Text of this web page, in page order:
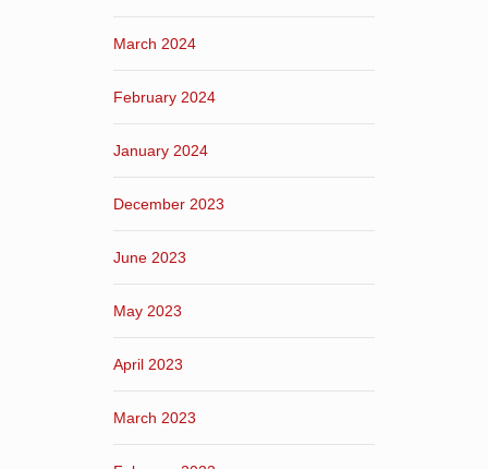
March 2024
February 2024
January 2024
December 2023
June 2023
May 2023
April 2023
March 2023